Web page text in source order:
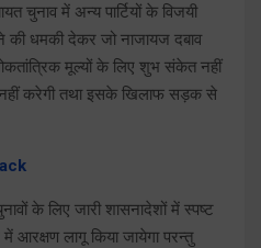
चुनाव में अन्य पार्टियों के विजयी
की धमकी देकर जो नाजायज दबाव
मूल्यों के लिए शुभ संकेत नहीं
नहीं करेगी तथा इसके खिलाफ सड़क से
के लिए जारी शासनादेशों में स्पष्ट
आरक्षण लागू किया जायेगा परन्तु